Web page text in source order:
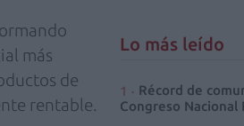
más
de
rentable.
Lo más leído
Récord de
Congreso Nacional